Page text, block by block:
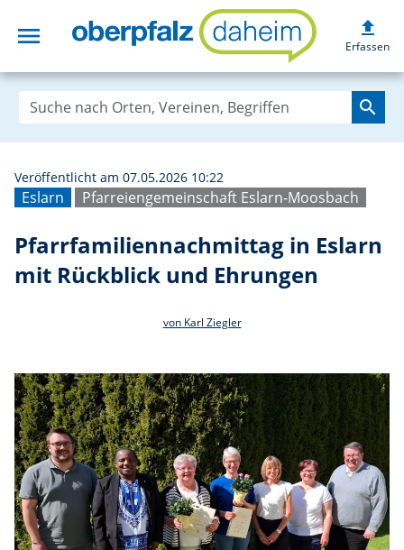
menu upload
Erfassen
search
Eslarn Pfarreiengemeinschaft Eslarn-Moosbach
Veröffentlicht am 07.05.2026 10:22
Pfarrfamiliennachmittag in Eslarn
mit Rückblick und Ehrungen
von Karl Ziegler